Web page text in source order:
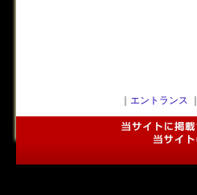
エントランス